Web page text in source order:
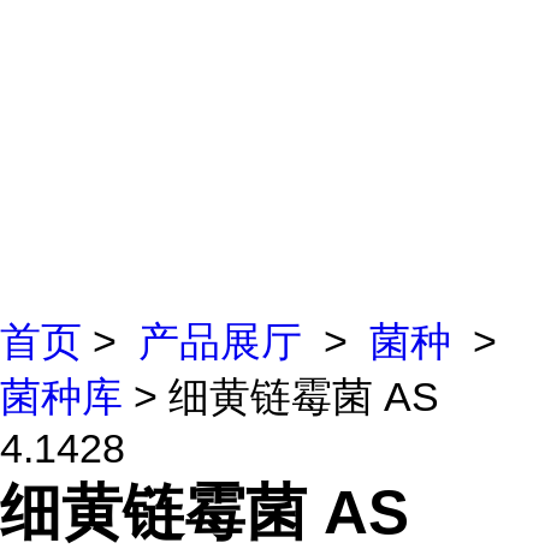
首页 > 产品展厅 > 菌种 >
菌种库 > 细黄链霉菌 AS
4.1428
细黄链霉菌 AS